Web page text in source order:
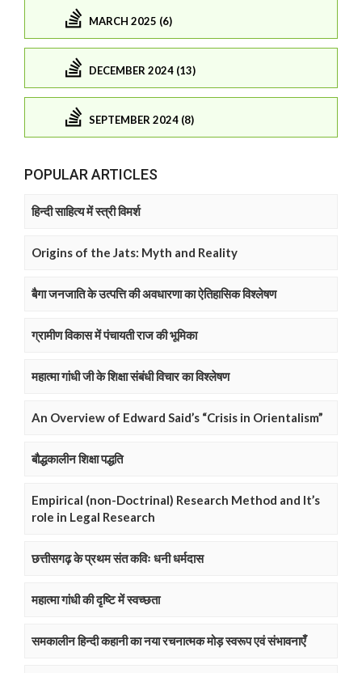
MARCH 2025 (6)
DECEMBER 2024 (13)
SEPTEMBER 2024 (8)
POPULAR ARTICLES
हिन्दी साहित्य में स्त्री विमर्श
Origins of the Jats: Myth and Reality
बैगा जनजाति के उत्पत्ति की अवधारणा का ऐतिहासिक विश्लेषण
ग्रामीण विकास में पंचायती राज की भूमिका
महात्मा गांधी जी के शिक्षा संबंधी विचार का विश्लेषण
An Overview of Edward Said’s “Crisis in Orientalism”
बौद्धकालीन शिक्षा पद्धति
Empirical (non-Doctrinal) Research Method and It’s
role in Legal Research
छत्तीसगढ़ के प्रथम संत कविः धनी धर्मदास
महात्मा गांधी की दृष्टि में स्वच्छता
समकालीन हिन्दी कहानी का नया रचनात्मक मोड़ स्वरूप एवं संभावनाएँ